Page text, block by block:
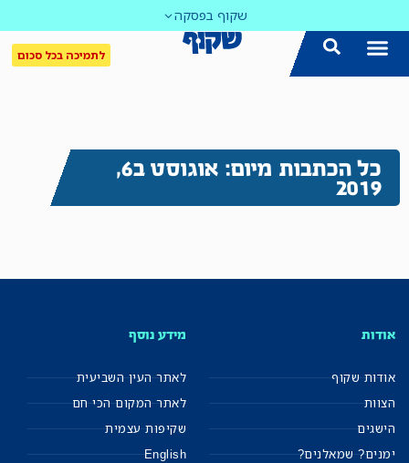
שקוף בפסקה
לתמיכה בכל סכום
כל הכתבות מיום: אוגוסט ב6,
2019
אודות
אודות שקוף
הצוות
הישגים
ימנים? שמאלנים?
מידע נוסף
לאתר העין השביעית
לאתר המקום הכי חם
שקיפות עצמית
English